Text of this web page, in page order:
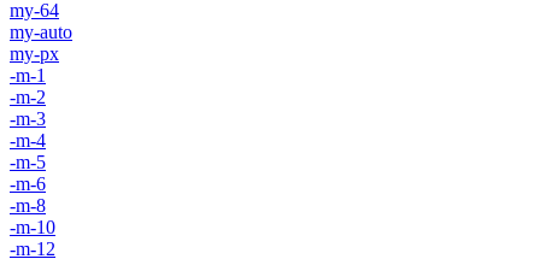
my-64
my-auto
my-px
-m-1
-m-2
-m-3
-m-4
-m-5
-m-6
-m-8
-m-10
-m-12